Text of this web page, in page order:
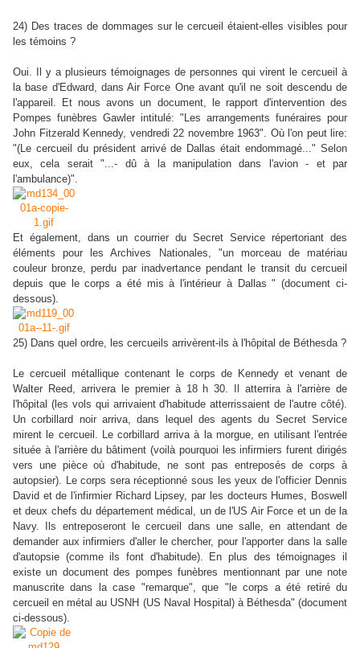
24) Des traces de dommages sur le cercueil étaient-elles visibles pour
les témoins ?
Oui. Il y a plusieurs témoignages de personnes qui virent le cercueil à
la base d'Edward, dans Air Force One avant qu'il ne soit descendu de
l'appareil. Et nous avons un document, le rapport d'intervention des
Pompes funèbres Gawler intitulé: "Les arrangements funéraires pour
John Fitzerald Kennedy, vendredi 22 novembre 1963". Où l'on peut lire:
"(Le cercueil du président arrivé de Dallas était endommagé..." Selon
eux, cela serait "...- dû à la manipulation dans l'avion - et par
l'ambulance)".
Et également, dans un courrier du Secret Service répertoriant des
éléments pour les Archives Nationales, "un morceau de matériau
couleur bronze, perdu par inadvertance pendant le transit du cercueil
depuis que le corps a été mis à l'intérieur à Dallas " (document ci-
dessous).
25) Dans quel ordre, les cercueils arrivèrent-ils à l'hôpital de Béthesda ?
Le cercueil métallique contenant le corps de Kennedy et venant de
Walter Reed, arrivera le premier à 18 h 30. Il atterrira à l'arrière de
l'hôpital (les vols qui arrivaient d'habitude atterrissaient de l'autre côté).
Un corbillard noir arriva, dans lequel des agents du Secret Service
mirent le cercueil. Le corbillard arriva à la morgue, en utilisant l'entrée
située à l'arrière du bâtiment (voilà pourquoi les infirmiers furent dirigés
vers une pièce où d'habitude, ne sont pas entreposés de corps à
autopsier). Le corps sera réceptionné sous les yeux de l'officier Dennis
David et de l'infirmier Richard Lipsey, par les docteurs Humes, Boswell
et deux chefs du département médical, un de l'US Air Force et un de la
Navy. Ils entreposeront le cercueil dans une salle, en attendant de
demander aux infirmiers d'aller le chercher, pour l'apporter dans la salle
d'autopsie (comme ils font d'habitude). En plus des témoignages il
existe un document des pompes funèbres mentionnant par une note
manuscrite dans la case "remarque", que "le corps a été retiré du
cercueil en métal au USNH (US Naval Hospital) à Béthesda" (document
ci-dessous).